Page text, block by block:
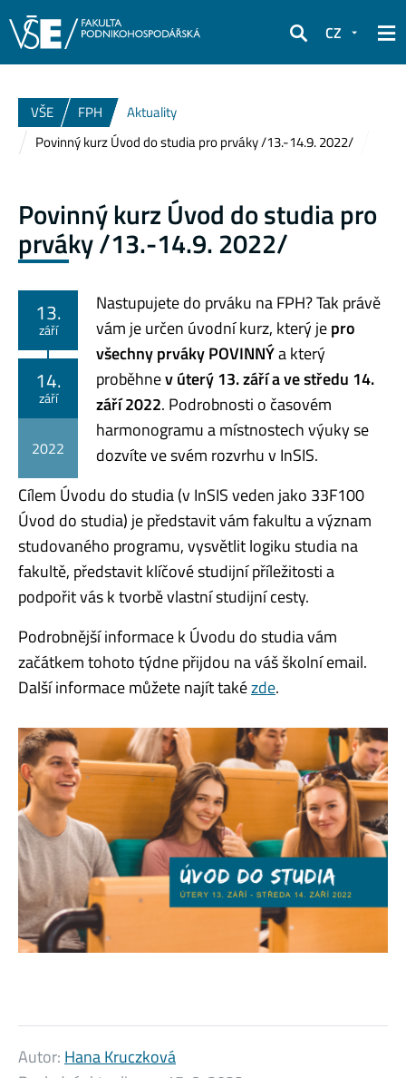
Hledat
CZ
VŠE FPH
Aktuality
Povinný kurz Úvod do studia pro prváky /13.-14.9. 2022/
Povinný kurz Úvod do studia pro
prváky /13.-14.9. 2022/
13.
září
14.
září
2022
Nastupujete do prváku na FPH? Tak právě
vám je určen úvodní kurz, který jepro
všechny prváky POVINNÝa který
proběhnev úterý 13. září a ve středu 14.
září 2022. Podrobnosti o časovém
harmonogramu a místnostech výuky se
dozvíte ve svém rozvrhu v InSIS.
Cílem Úvodu do studia (v InSIS veden jako 33F100
Úvod do studia) je představit vám fakultu a význam
studovaného programu, vysvětlit logiku studia na
fakultě, představit klíčové studijní příležitosti a
podpořit vás k tvorbě vlastní studijní cesty.
Podrobnější informace k Úvodu do studia vám
začátkem tohoto týdne přijdou na váš školní email.
Další informace můžete najít takézde.
Autor: Hana Kruczková